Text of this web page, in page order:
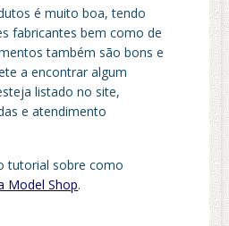
é muito boa, tendo
fabricantes bem como de
também são bons e
a encontrar algum
listado no site,
e atendimento
tutorial sobre como
Model Shop.